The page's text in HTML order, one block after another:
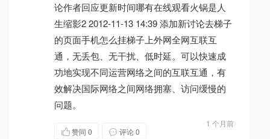
论作者回应更新时间哪有在线观看火锅是人
生缩影2 2012-11-13 14:39 添加新讨论去梯子
的页面手机怎么挂梯子上外网全网互联互
通，无丢包、无干扰、低时延。可以快速成
功地实现不同运营网络之间的互联互通，有
效解决国际网络之间网络拥塞、访问缓慢的
问题。
1 个月前
赞同 0 评论 0